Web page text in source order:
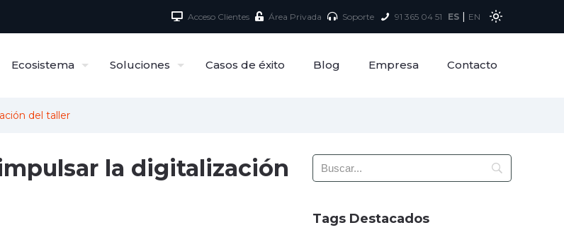
Acceso Clientes Área Privada Soporte 91 365 04 51 ES | EN
Ecosistema Soluciones Casos de éxito Blog Empresa Contacto
del taller
la digitalización
Tags Destacados